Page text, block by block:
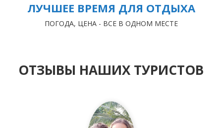
ЛУЧШЕЕ ВРЕМЯ ДЛЯ ОТДЫХА
ПОГОДА, ЦЕНА - ВСЕ В ОДНОМ МЕСТЕ
ОТЗЫВЫ НАШИХ ТУРИСТОВ